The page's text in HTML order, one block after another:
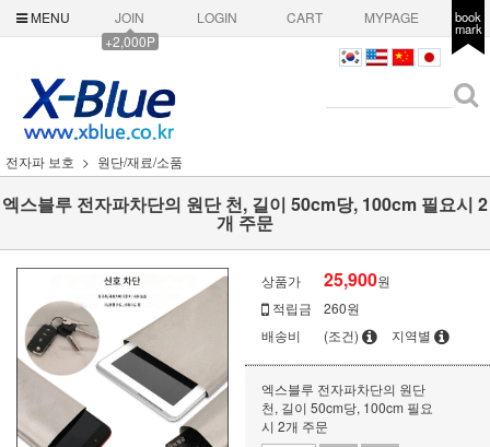
MENU
JOIN
+2,000P
LOGIN CART MYPAGE book
mark
전자파 보호 원단/재료/소품
엑스블루 전자파차단의 원단 천, 길이 50cm당, 100cm 필요시 2
개 주문
상품가 25,900원
적립금
260원
배송비
(조건) 지역별
엑스블루 전자파차단의 원단
천, 길이 50cm당, 100cm 필요
시 2개 주문